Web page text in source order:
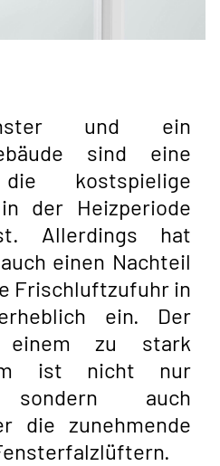
und ein
sind eine
kostspielige
der Heizperiode
Allerdings hat
einen Nachteil
Frischluftzufuhr in
ein. Der
zu stark
ist nicht nur
sondern auch
die zunehmende